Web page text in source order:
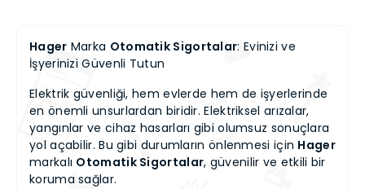
Hager Marka Otomatik Sigortalar: Evinizi ve
İşyerinizi Güvenli Tutun
Elektrik güvenliği, hem evlerde hem de işyerlerinde
en önemli unsurlardan biridir. Elektriksel arızalar,
yangınlar ve cihaz hasarları gibi olumsuz sonuçlara
yol açabilir. Bu gibi durumların önlenmesi için Hager
markalı Otomatik Sigortalar, güvenilir ve etkili bir
koruma sağlar.